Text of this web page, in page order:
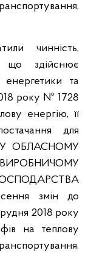
чинність,
що здійснює
та
року № 1728
енергію, її
для
ОБЛАСНОМУ
змін до
2018 року
на теплову